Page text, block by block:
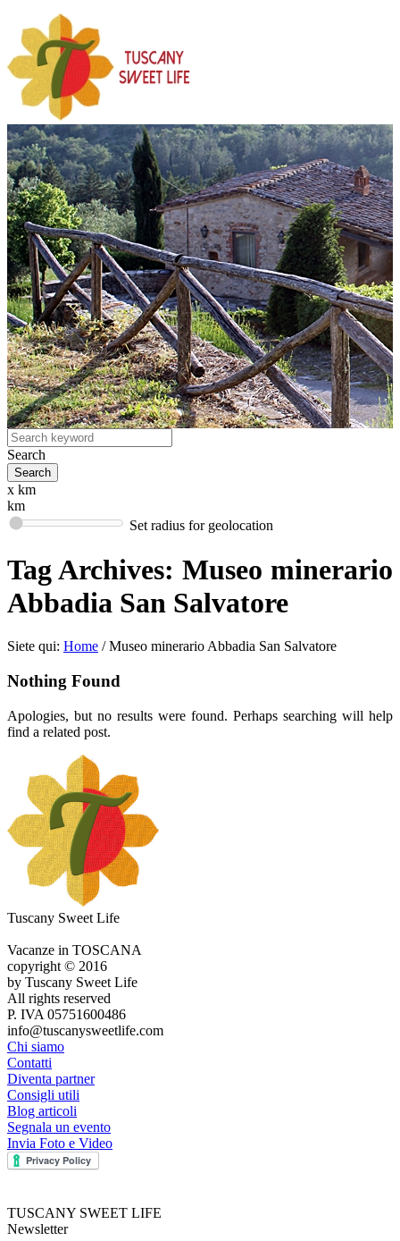
Search
x km
km
Set radius for geolocation
Tag Archives: Museo minerario
Abbadia San Salvatore
Siete qui: Home / Museo minerario Abbadia San Salvatore
Nothing Found
Apologies, but no results were found. Perhaps searching will help
find a related post.
Tuscany Sweet Life
Vacanze in TOSCANA
copyright © 2016
by Tuscany Sweet Life
All rights reserved
P. IVA 05751600486
info@tuscanysweetlife.com
Chi siamo
Contatti
Diventa partner
Consigli utili
Blog articoli
Segnala un evento
Invia Foto e Video
TUSCANY SWEET LIFE
Newsletter